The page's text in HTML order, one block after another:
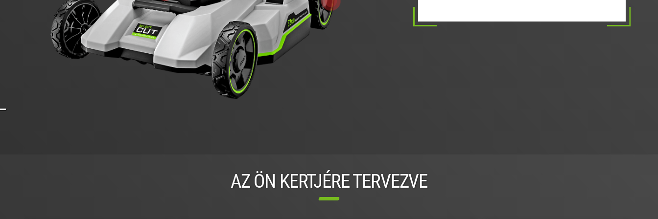
AZ ÖN KERTJÉRE TERVEZVE